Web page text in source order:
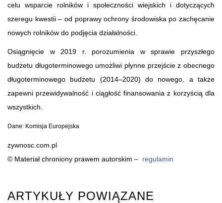
celu wsparcie rolników i społeczności wiejskich i dotyczących
szeregu kwestii – od poprawy ochrony środowiska po zachęcanie
nowych rolników do podjęcia działalności.
Osiągnięcie w 2019 r. porozumienia w sprawie przyszłego
budżetu długoterminowego umożliwi płynne przejście z obecnego
długoterminowego budżetu (2014–2020) do nowego, a także
zapewni przewidywalność i ciągłość finansowania z korzyścią dla
wszystkich.
Dane: Komisja Europejska
zywnosc.com.pl
© Materiał chroniony prawem autorskim – regulamin
ARTYKUŁY POWIĄZANE